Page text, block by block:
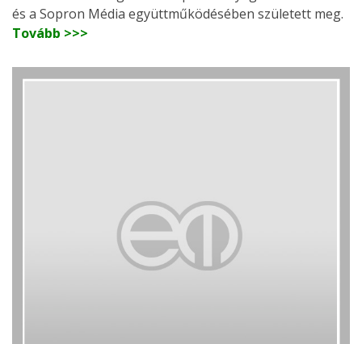
és a Sopron Média együttműködésében született meg.
Tovább >>>